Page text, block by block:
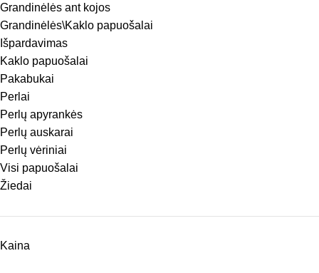
Grandinėlės ant kojos
Grandinėlės\Kaklo papuošalai
Išpardavimas
Kaklo papuošalai
Pakabukai
Perlai
Perlų apyrankės
Perlų auskarai
Perlų vėriniai
Visi papuošalai
Žiedai
Kaina